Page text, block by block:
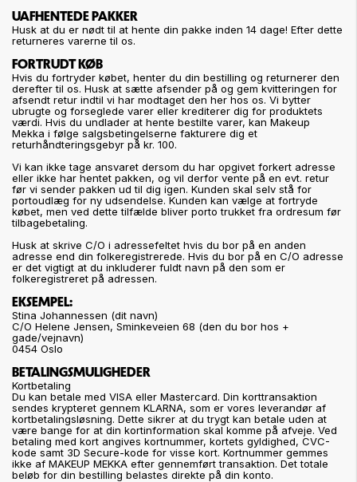
UAFHENTEDE PAKKER
Husk at du er nødt til at hente din pakke inden 14 dage! Efter dette
returneres varerne til os.
FORTRUDT KØB
Hvis du fortryder købet, henter du din bestilling og returnerer den
derefter til os. Husk at sætte afsender på og gem kvitteringen for
afsendt retur indtil vi har modtaget den her hos os. Vi bytter
ubrugte og forseglede varer eller krediterer dig for produktets
værdi. Hvis du undlader at hente bestilte varer, kan Makeup
Mekka i følge salgsbetingelserne fakturere dig et
returhåndteringsgebyr på kr. 100.
Vi kan ikke tage ansvaret dersom du har opgivet forkert adresse
eller ikke har hentet pakken, og vil derfor vente på en evt. retur
før vi sender pakken ud til dig igen. Kunden skal selv stå for
portoudlæg for ny udsendelse. Kunden kan vælge at fortryde
købet, men ved dette tilfælde bliver porto trukket fra ordresum før
tilbagebetaling.
Husk at skrive C/O i adressefeltet hvis du bor på en anden
adresse end din folkeregistrerede. Hvis du bor på en C/O adresse
er det vigtigt at du inkluderer fuldt navn på den som er
folkeregistreret på adressen.
EKSEMPEL:
Stina Johannessen (dit navn)
C/O Helene Jensen, Sminkeveien 68 (den du bor hos +
gade/vejnavn)
0454 Oslo
BETALINGSMULIGHEDER
Kortbetaling
Du kan betale med VISA eller Mastercard. Din korttransaktion
sendes krypteret gennem KLARNA, som er vores leverandør af
kortbetalingsløsning. Dette sikrer at du trygt kan betale uden at
være bange for at din kortinformation skal komme på afveje. Ved
betaling med kort angives kortnummer, kortets gyldighed, CVC-
kode samt 3D Secure-kode for visse kort. Kortnummer gemmes
ikke af MAKEUP MEKKA efter gennemført transaktion. Det totale
beløb for din bestilling belastes direkte på din konto.